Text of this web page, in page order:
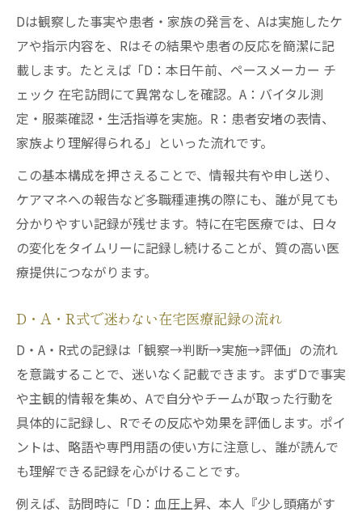
Dは観察した事実や患者・家族の発言を、Aは実施したケ
アや指示内容を、Rはその結果や患者の反応を簡潔に記
載します。たとえば「D：本日午前、ペースメーカー チ
ェック 在宅訪問にて異常なしを確認。A：バイタル測
定・服薬確認・生活指導を実施。R：患者安堵の表情、
家族より理解得られる」といった流れです。
この基本構成を押さえることで、情報共有や申し送り、
ケアマネへの報告など多職種連携の際にも、誰が見ても
分かりやすい記録が残せます。特に在宅医療では、日々
の変化をタイムリーに記録し続けることが、質の高い医
療提供につながります。
D・A・R式で迷わない在宅医療記録の流れ
D・A・R式の記録は「観察→判断→実施→評価」の流れ
を意識することで、迷いなく記載できます。まずDで事実
や主観的情報を集め、Aで自分やチームが取った行動を
具体的に記録し、Rでその反応や効果を評価します。ポイ
ントは、略語や専門用語の使い方に注意し、誰が読んで
も理解できる記録を心がけることです。
例えば、訪問時に「D：血圧上昇、本人『少し頭痛がす